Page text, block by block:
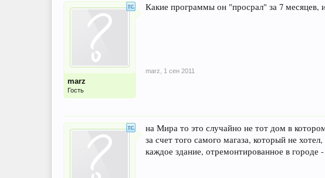
marz
Гость
Какие программы он "просрал" за 7 месяцев,
marz 1 сен 2011
на Мира то это случайно не тот дом в
за счет того самого магаза, который не
каждое здание, отремонтированное в городе